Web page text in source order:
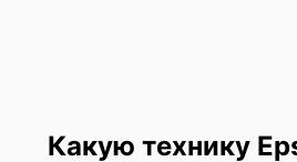
Какую технику